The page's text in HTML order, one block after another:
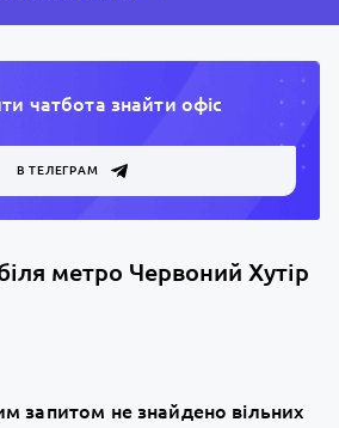
чатбота знайти офiс
В ТЕЛЕГРАМ
метро Червоний Хутір
запитом не знайдено вільних